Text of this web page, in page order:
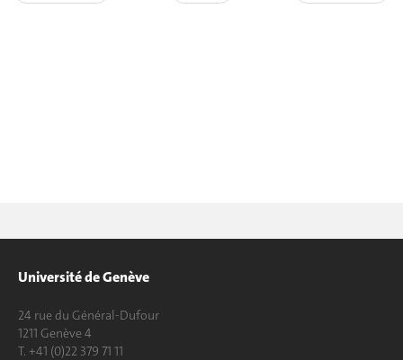
Université de Genève
24 rue du Général-Dufour
1211 Genève 4
T. +41 (0)22 379 71 11